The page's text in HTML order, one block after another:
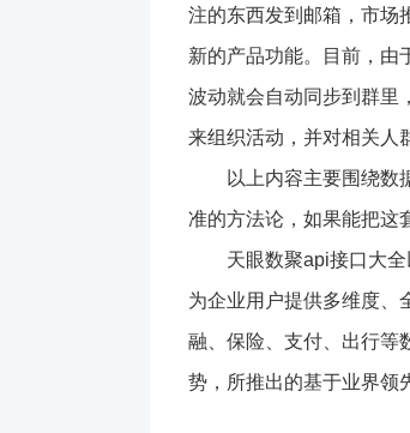
注的东西发到邮箱，市场
新的产品功能。目前，由
波动就会自动同步到群里
来组织活动，并对相关
以上内容主要围绕数
准的方法论，如果能把这
天眼数聚api接口大
为企业用户提供多维度、
融、保险、支付、出行等
势，所推出的基于业界领